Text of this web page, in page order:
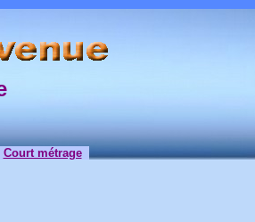
Court métrage